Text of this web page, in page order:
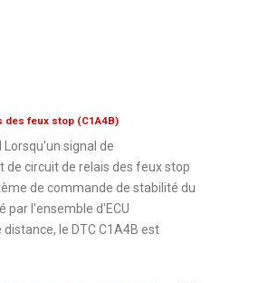
des feux stop (C1A4B)
Lorsqu'un signal de
circuit de relais des feux stop
de commande de stabilité du
par l'ensemble d'ECU
le DTC C1A4B est